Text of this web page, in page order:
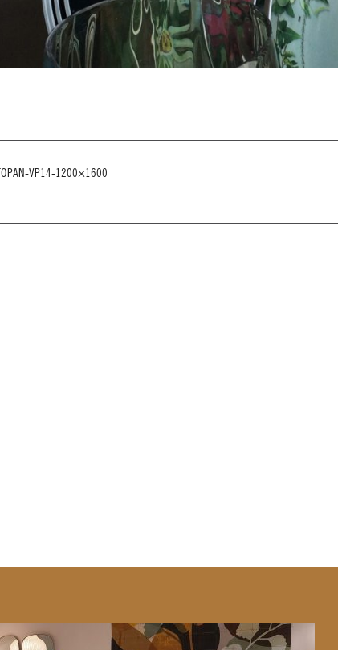
TOPAN-VP14-1200×1600